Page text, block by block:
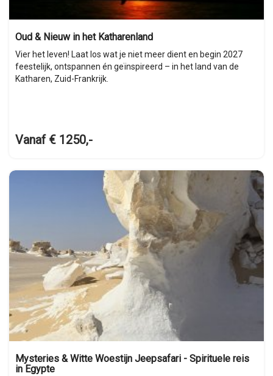
Oud & Nieuw in het Katharenland
Vier het leven! Laat los wat je niet meer dient en begin 2027
feestelijk, ontspannen én geïnspireerd – in het land van de
Katharen, Zuid-Frankrijk.
Vanaf € 1250,-
Mysteries & Witte Woestijn Jeepsafari - Spirituele reis
in Egypte